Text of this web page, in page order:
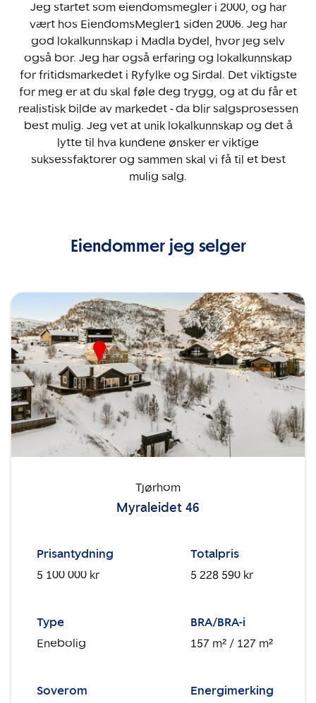
Jeg startet som eiendomsmegler i 2000, og har
vært hos EiendomsMegler1 siden 2006. Jeg har
god lokalkunnskap i Madla bydel, hvor jeg selv
også bor. Jeg har også erfaring og lokalkunnskap
for fritidsmarkedet i Ryfylke og Sirdal. Det viktigste
for meg er at du skal føle deg trygg, og at du får et
realistisk bilde av markedet - da blir salgsprosessen
best mulig. Jeg vet at unik lokalkunnskap og det å
lytte til hva kundene ønsker er viktige
suksessfaktorer og sammen skal vi få til et best
mulig salg.
Eiendommer jeg selger
Tjørhom
Myraleidet 46
Prisantydning
5 100 000 kr
Totalpris
5 228 590 kr
Type
Enebolig
BRA/BRA-i
157 m² / 127 m²
Soverom
Energimerking